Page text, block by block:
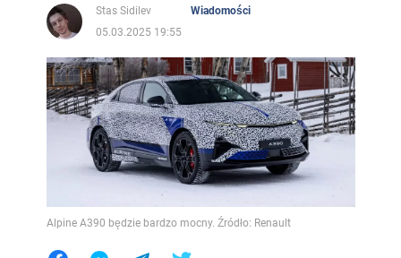
Stas Sidilev
Wiadomości
05.03.2025 19:55
Alpine A390 będzie bardzo mocny. Źródło: Renault